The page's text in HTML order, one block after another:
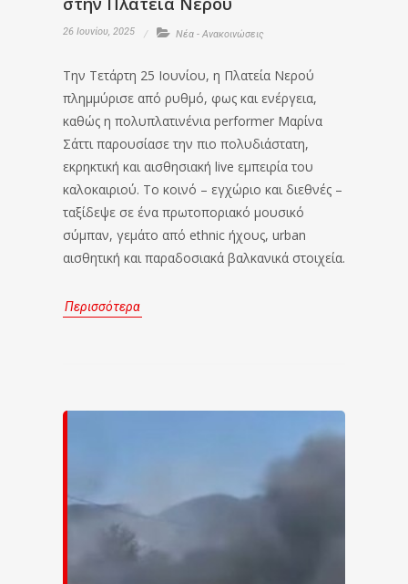
26 Ιουνίου, 2025 Νέα - Ανακοινώσεις
Την Τετάρτη 25 Ιουνίου, η Πλατεία Νερού
πλημμύρισε από ρυθμό, φως και ενέργεια,
καθώς η πολυπλατινένια performer Μαρίνα
Σάττι παρουσίασε την πιο πολυδιάστατη,
εκρηκτική και αισθησιακή live εμπειρία του
καλοκαιριού. Το κοινό – εγχώριο και διεθνές –
ταξίδεψε σε ένα πρωτοποριακό μουσικό
σύμπαν, γεμάτο από ethnic ήχους, urban
αισθητική και παραδοσιακά βαλκανικά στοιχεία.
Περισσότερα